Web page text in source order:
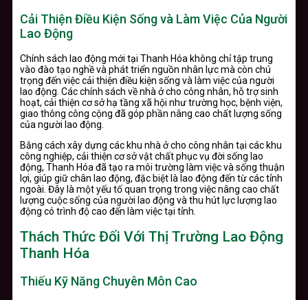
Cải Thiện Điều Kiện Sống và Làm Việc Của Người
Lao Động
Chính sách lao động mới tại Thanh Hóa không chỉ tập trung
vào đào tạo nghề và phát triển nguồn nhân lực mà còn chú
trọng đến việc cải thiện điều kiện sống và làm việc của người
lao động. Các chính sách về nhà ở cho công nhân, hỗ trợ sinh
hoạt, cải thiện cơ sở hạ tầng xã hội như trường học, bệnh viện,
giao thông công cộng đã góp phần nâng cao chất lượng sống
của người lao động.
Bằng cách xây dựng các khu nhà ở cho công nhân tại các khu
công nghiệp, cải thiện cơ sở vật chất phục vụ đời sống lao
động, Thanh Hóa đã tạo ra môi trường làm việc và sống thuận
lợi, giúp giữ chân lao động, đặc biệt là lao động đến từ các tỉnh
ngoài. Đây là một yếu tố quan trọng trong việc nâng cao chất
lượng cuộc sống của người lao động và thu hút lực lượng lao
động có trình độ cao đến làm việc tại tỉnh.
Thách Thức Đối Với Thị Trường Lao Động
Thanh Hóa
Thiếu Kỹ Năng Chuyên Môn Cao